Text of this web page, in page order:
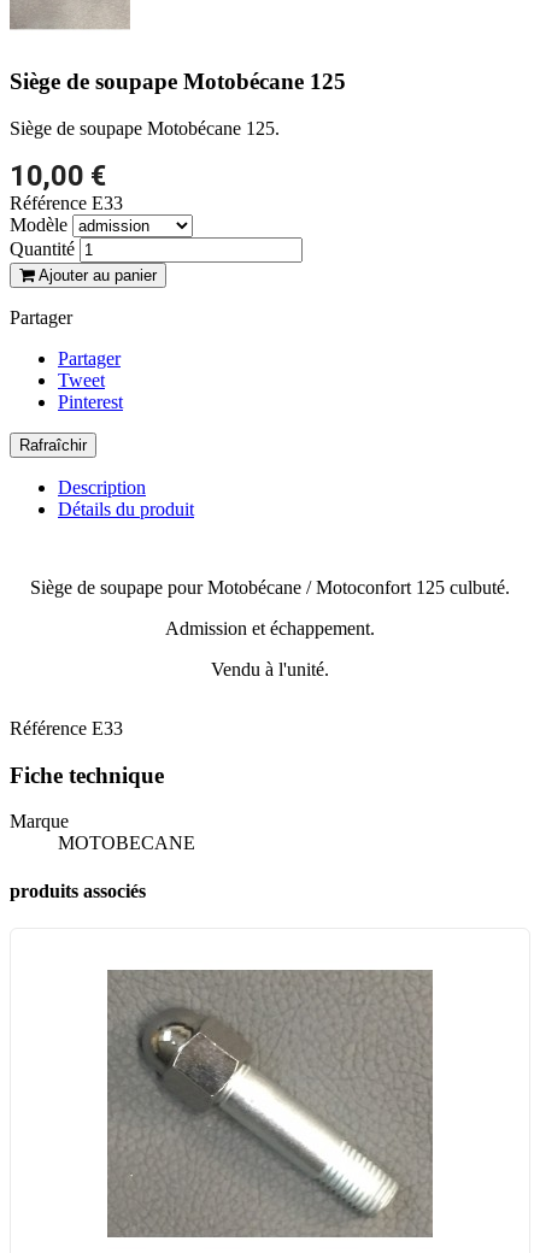
Siège de soupape Motobécane 125
Siège de soupape Motobécane 125.
10,00 €
Référence E33
Modèle
Quantité
Ajouter au panier
Partager
Partager
Tweet
Pinterest
Description
Détails du produit
Siège de soupape pour Motobécane / Motoconfort 125 culbuté.
Admission et échappement.
Vendu à l'unité.
Référence E33
Fiche technique
Marque
MOTOBECANE
produits associés